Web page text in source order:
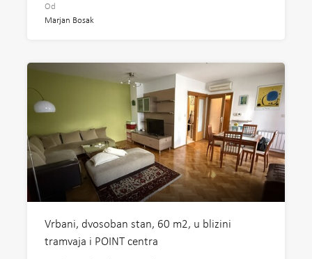
Od
Marjan Bosak
Vrbani, dvosoban stan, 60 m2, u blizini
tramvaja i POINT centra